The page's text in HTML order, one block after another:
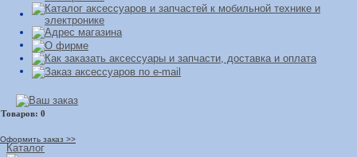
Оформить заказ >>
Каталог